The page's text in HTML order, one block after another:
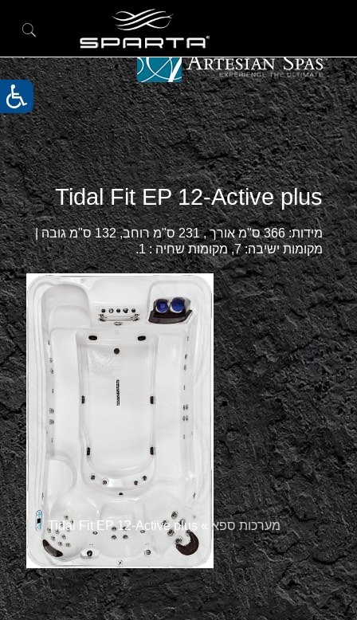
מערכות ספא »
Tidal Fit EP 12-Active plus
Tidal Fit EP 12-Active plus
מידות: 366 ס"מ אורך , 231 ס"מ רוחב, 132 ס"מ גובה |
מקומות ישיבה: 7, מקומות שחיה : 1.